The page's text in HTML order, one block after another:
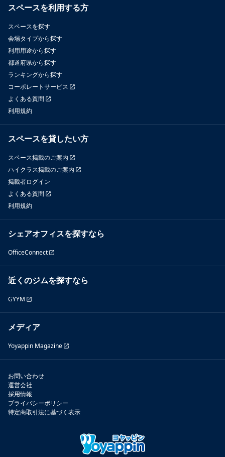
【収容人数】
立ちイベント時：最大24名前後
着席時：最大18名 ※ 程度（椅子は18脚＋補助イス6脚ご用意して
おります）
※会議机１つにつき椅子３脚をご利用時
スペースを利用する方
スペースを探す
会場タイプから探す
利用用途から探す
都道府県から探す
ランキングから探す
コーポレートサービス
よくある質問
利用規約
スペースを貸したい方
スペース掲載のご案内
ハイクラス掲載のご案内
掲載者ログイン
よくある質問
利用規約
シェアオフィスを探すなら
OfficeConnect
近くのジムを探すなら
GYYM
メディア
Yoyappin Magazine
お問い合わせ
運営会社
採用情報
プライバシーポリシー
特定商取引法に基づく表示